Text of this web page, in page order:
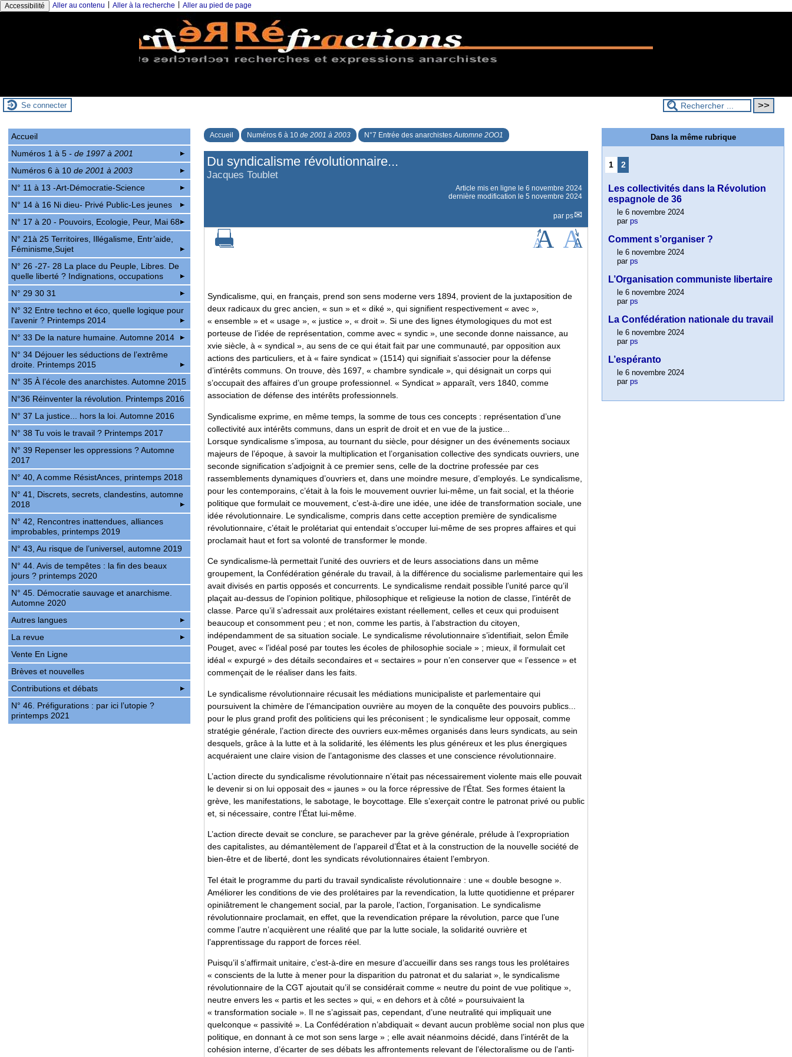
Accessibilité Aller au contenu Aller à la recherche Aller au pied de page
Se connecter
Accueil Numéros 6 à 10 de 2001 à 2003 N°7 Entrée des anarchistesAutomne 2OO1
Du syndicalisme révolutionnaire...
Jacques Toublet
Article mis en ligne le 6 novembre 2024
dernière modification le 5 novembre 2024
par ps
Syndicalisme, qui, en français, prend son sens moderne vers 1894, provient de la juxtaposition de
deux radicaux du grec ancien, « sun » et « diké », qui signifient respectivement « avec »,
« ensemble » et « usage », « justice », « droit ». Si une des lignes étymologiques du mot est
porteuse de l’idée de représentation, comme avec « syndic », une seconde donne naissance, au
xvie siècle, à « syndical », au sens de ce qui était fait par une communauté, par opposition aux
actions des particuliers, et à « faire syndicat » (1514) qui signifiait s’associer pour la défense
d’intérêts communs. On trouve, dès 1697, « chambre syndicale », qui désignait un corps qui
s’occupait des affaires d’un groupe professionnel. « Syndicat » apparaît, vers 1840, comme
association de défense des intérêts professionnels.
Syndicalisme exprime, en même temps, la somme de tous ces concepts : représentation d’une
collectivité aux intérêts communs, dans un esprit de droit et en vue de la justice...
Lorsque syndicalisme s’imposa, au tournant du siècle, pour désigner un des événements sociaux
majeurs de l’époque, à savoir la multiplication et l’organisation collective des syndicats ouvriers, une
seconde signification s’adjoignit à ce premier sens, celle de la doctrine professée par ces
rassemblements dynamiques d’ouvriers et, dans une moindre mesure, d’employés. Le syndicalisme,
pour les contemporains, c’était à la fois le mouvement ouvrier lui-même, un fait social, et la théorie
politique que formulait ce mouvement, c’est-à-dire une idée, une idée de transformation sociale, une
idée révolutionnaire. Le syndicalisme, compris dans cette acception première de syndicalisme
révolutionnaire, c’était le prolétariat qui entendait s’occuper lui-même de ses propres affaires et qui
proclamait haut et fort sa volonté de transformer le monde.
Ce syndicalisme-là permettait l’unité des ouvriers et de leurs associations dans un même
groupement, la Confédération générale du travail, à la différence du socialisme parlementaire qui les
avait divisés en partis opposés et concurrents. Le syndicalisme rendait possible l’unité parce qu’il
plaçait au-dessus de l’opinion politique, philosophique et religieuse la notion de classe, l’intérêt de
classe. Parce qu’il s’adressait aux prolétaires existant réellement, celles et ceux qui produisent
beaucoup et consomment peu ; et non, comme les partis, à l’abstraction du citoyen,
indépendamment de sa situation sociale. Le syndicalisme révolutionnaire s’identifiait, selon Émile
Pouget, avec « l’idéal posé par toutes les écoles de philosophie sociale » ; mieux, il formulait cet
idéal « expurgé » des détails secondaires et « sectaires » pour n’en conserver que « l’essence » et
commençait de le réaliser dans les faits.
Le syndicalisme révolutionnaire récusait les médiations municipaliste et parlementaire qui
poursuivent la chimère de l’émancipation ouvrière au moyen de la conquête des pouvoirs publics...
pour le plus grand profit des politiciens qui les préconisent ; le syndicalisme leur opposait, comme
stratégie générale, l’action directe des ouvriers eux-mêmes organisés dans leurs syndicats, au sein
desquels, grâce à la lutte et à la solidarité, les éléments les plus généreux et les plus énergiques
acquéraient une claire vision de l’antagonisme des classes et une conscience révolutionnaire.
L’action directe du syndicalisme révolutionnaire n’était pas nécessairement violente mais elle pouvait
le devenir si on lui opposait des « jaunes » ou la force répressive de l’État. Ses formes étaient la
grève, les manifestations, le sabotage, le boycottage. Elle s’exerçait contre le patronat privé ou public
et, si nécessaire, contre l’État lui-même.
L’action directe devait se conclure, se parachever par la grève générale, prélude à l’expropriation
des capitalistes, au démantèlement de l’appareil d’État et à la construction de la nouvelle société de
bien-être et de liberté, dont les syndicats révolutionnaires étaient l’embryon.
Tel était le programme du parti du travail syndicaliste révolutionnaire : une « double besogne ».
Améliorer les conditions de vie des prolétaires par la revendication, la lutte quotidienne et préparer
opiniâtrement le changement social, par la parole, l’action, l’organisation. Le syndicalisme
révolutionnaire proclamait, en effet, que la revendication prépare la révolution, parce que l’une
comme l’autre n’acquièrent une réalité que par la lutte sociale, la solidarité ouvrière et
l’apprentissage du rapport de forces réel.
Puisqu’il s’affirmait unitaire, c’est-à-dire en mesure d’accueillir dans ses rangs tous les prolétaires
« conscients de la lutte à mener pour la disparition du patronat et du salariat », le syndicalisme
révolutionnaire de la CGT ajoutait qu’il se considérait comme « neutre du point de vue politique »,
neutre envers les « partis et les sectes » qui, « en dehors et à côté » poursuivaient la
« transformation sociale ». Il ne s’agissait pas, cependant, d’une neutralité qui impliquait une
quelconque « passivité ». La Confédération n’abdiquait « devant aucun problème social non plus que
politique, en donnant à ce mot son sens large » ; elle avait néanmoins décidé, dans l’intérêt de la
cohésion interne, d’écarter de ses débats les affrontements relevant de l’électoralisme ou de l’anti-
Accueil
Numéros 1 à 5- de 1997 à 2001
Numéros 6 à 10de 2001 à 2003
N° 11 à 13 -Art-Démocratie-Science
N° 14 à 16 Ni dieu- Privé Public-Les jeunes
N° 17 à 20 - Pouvoirs, Ecologie, Peur, Mai 68
N° 21à 25 Territoires, Illégalisme, Entr’aide,
Féminisme,Sujet
N° 26 -27- 28 La place du Peuple, Libres. De
quelle liberté ? Indignations, occupations
N° 29 30 31
N° 32 Entre techno et éco, quelle logique pour
l’avenir ? Printemps 2014
N° 33 De la nature humaine. Automne 2014
N° 34 Déjouer les séductions de l’extrême
droite. Printemps 2015
N° 35 À l’école des anarchistes. Automne 2015
N°36 Réinventer la révolution. Printemps 2016
N° 37 La justice... hors la loi. Automne 2016
N° 38 Tu vois le travail ? Printemps 2017
N° 39 Repenser les oppressions ? Automne
2017
N° 40, A comme RésistAnces, printemps 2018
N° 41, Discrets, secrets, clandestins, automne
2018
N° 42, Rencontres inattendues, alliances
improbables, printemps 2019
N° 43, Au risque de l’universel, automne 2019
N° 44. Avis de tempêtes : la fin des beaux
jours ? printemps 2020
N° 45. Démocratie sauvage et anarchisme.
Automne 2020
Autres langues
La revue
Vente En Ligne
Brèves et nouvelles
Contributions et débats
N° 46. Préfigurations : par ici l’utopie ?
printemps 2021
Dans la même rubrique
1 2
Les collectivités dans la Révolution
espagnole de 36
le 6 novembre 2024
parps
Comment s’organiser ?
le 6 novembre 2024
parps
L’Organisation communiste libertaire
le 6 novembre 2024
parps
La Confédération nationale du travail
le 6 novembre 2024
parps
L’espéranto
le 6 novembre 2024
parps